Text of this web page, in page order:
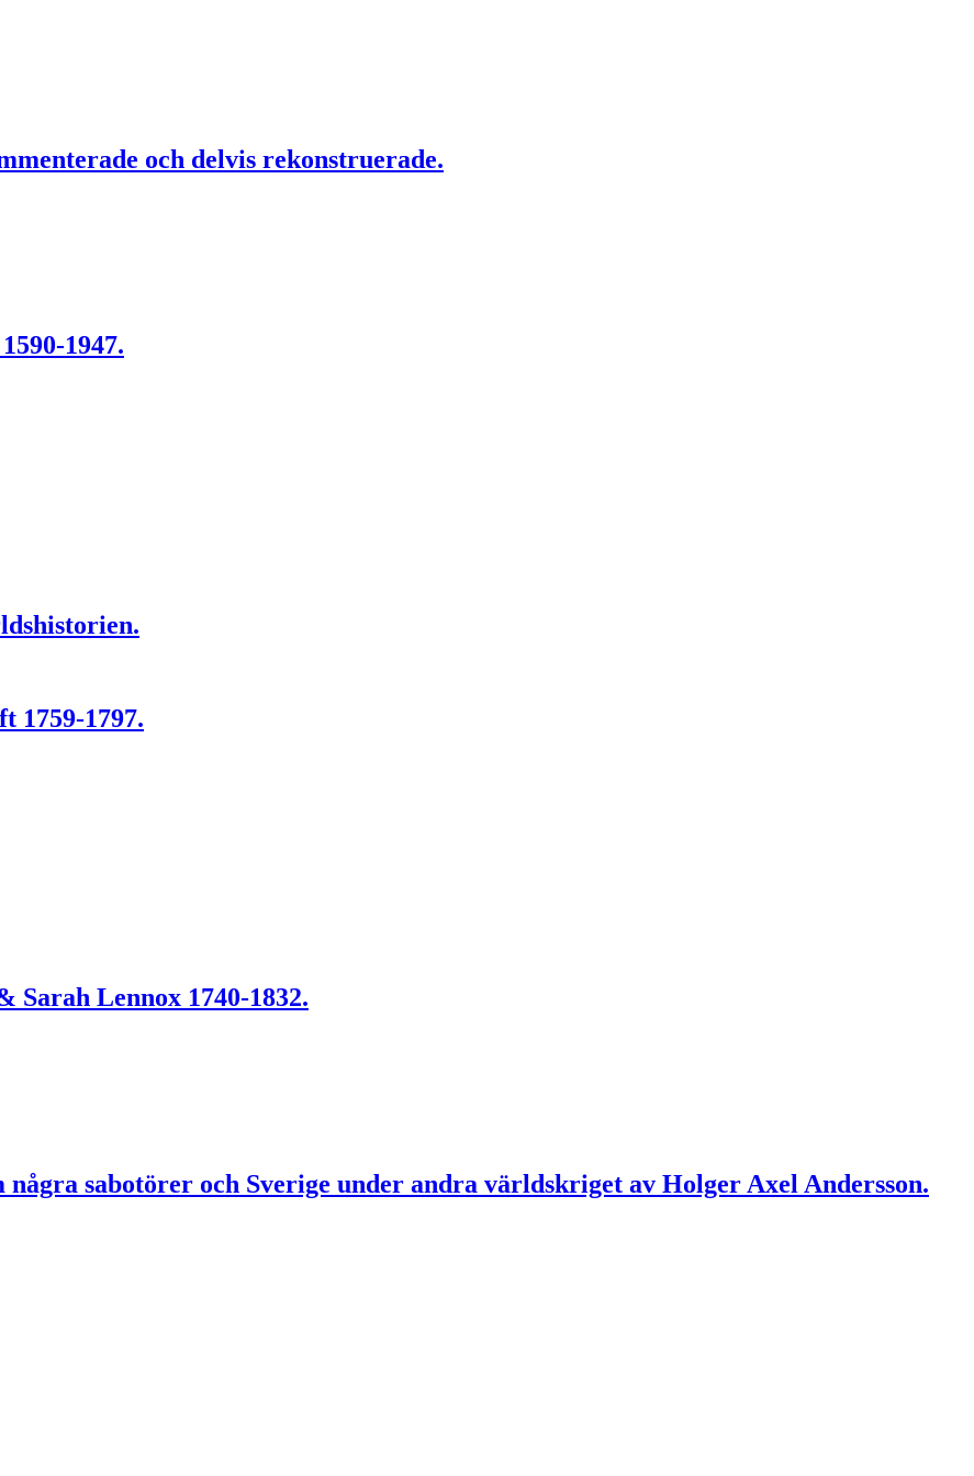
och delvis rekonstruerade.
1947.
1759-1797.
Lennox 1740-1832.
sabotörer och Sverige under andra världskriget av Holger Axel Andersson.